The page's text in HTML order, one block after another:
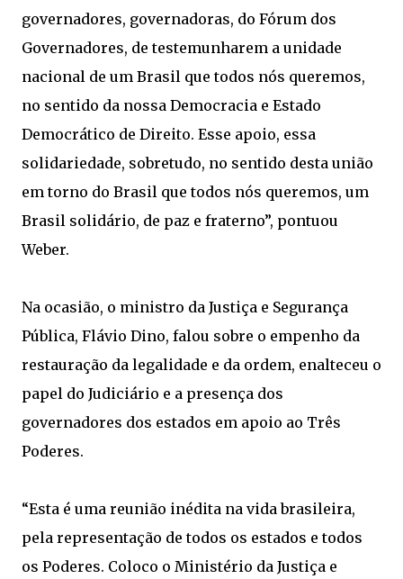
governadores, governadoras, do Fórum dos
Governadores, de testemunharem a unidade
nacional de um Brasil que todos nós queremos,
no sentido da nossa Democracia e Estado
Democrático de Direito. Esse apoio, essa
solidariedade, sobretudo, no sentido desta união
em torno do Brasil que todos nós queremos, um
Brasil solidário, de paz e fraterno”, pontuou
Weber.
Na ocasião, o ministro da Justiça e Segurança
Pública, Flávio Dino, falou sobre o empenho da
restauração da legalidade e da ordem, enalteceu o
papel do Judiciário e a presença dos
governadores dos estados em apoio ao Três
Poderes.
“Esta é uma reunião inédita na vida brasileira,
pela representação de todos os estados e todos
os Poderes. Coloco o Ministério da Justiça e